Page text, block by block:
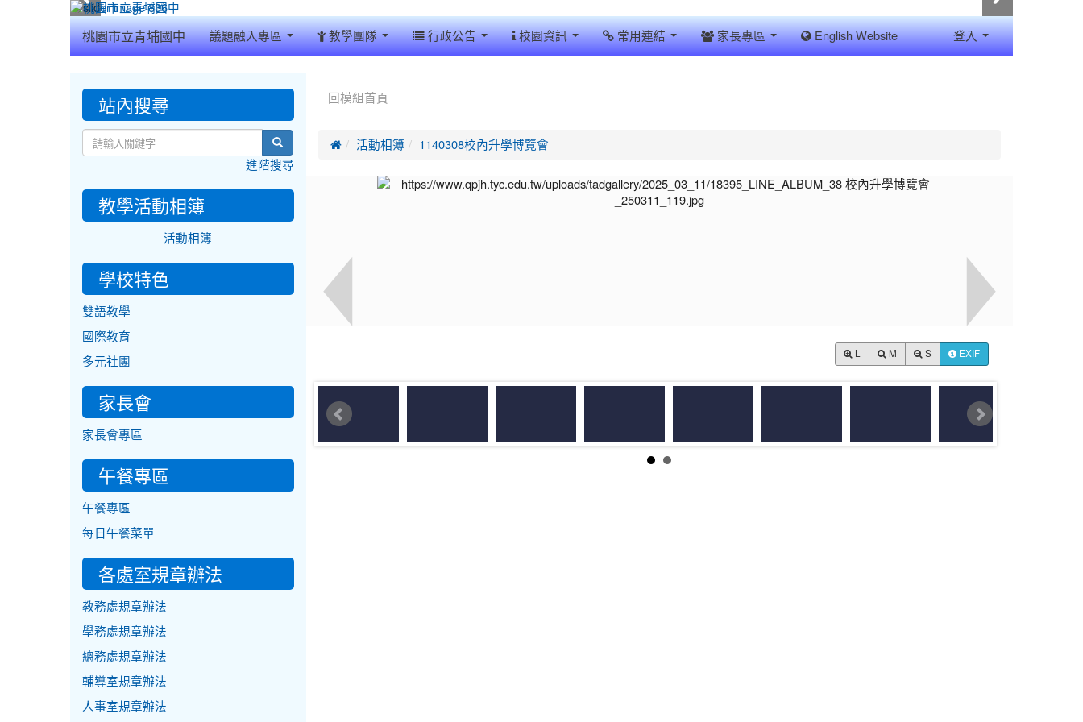
桃園市立青埔國中 議題融入專區 教學團隊 行政公告 校園資訊 常用連結 家長專區 English Website 登入
回模組首頁
 活動相簿 1140308校內升學博覽會
M S EXIF
::: 站內搜尋
search
進階搜尋
教學活動相簿
活動相簿
學校特色
雙語教學
國際教育
多元社團
家長會
家長會專區
午餐專區
午餐專區
每日午餐菜單
各處室規章辦法
教務處規章辦法
學務處規章辦法
總務處規章辦法
輔導室規章辦法
人事室規章辦法